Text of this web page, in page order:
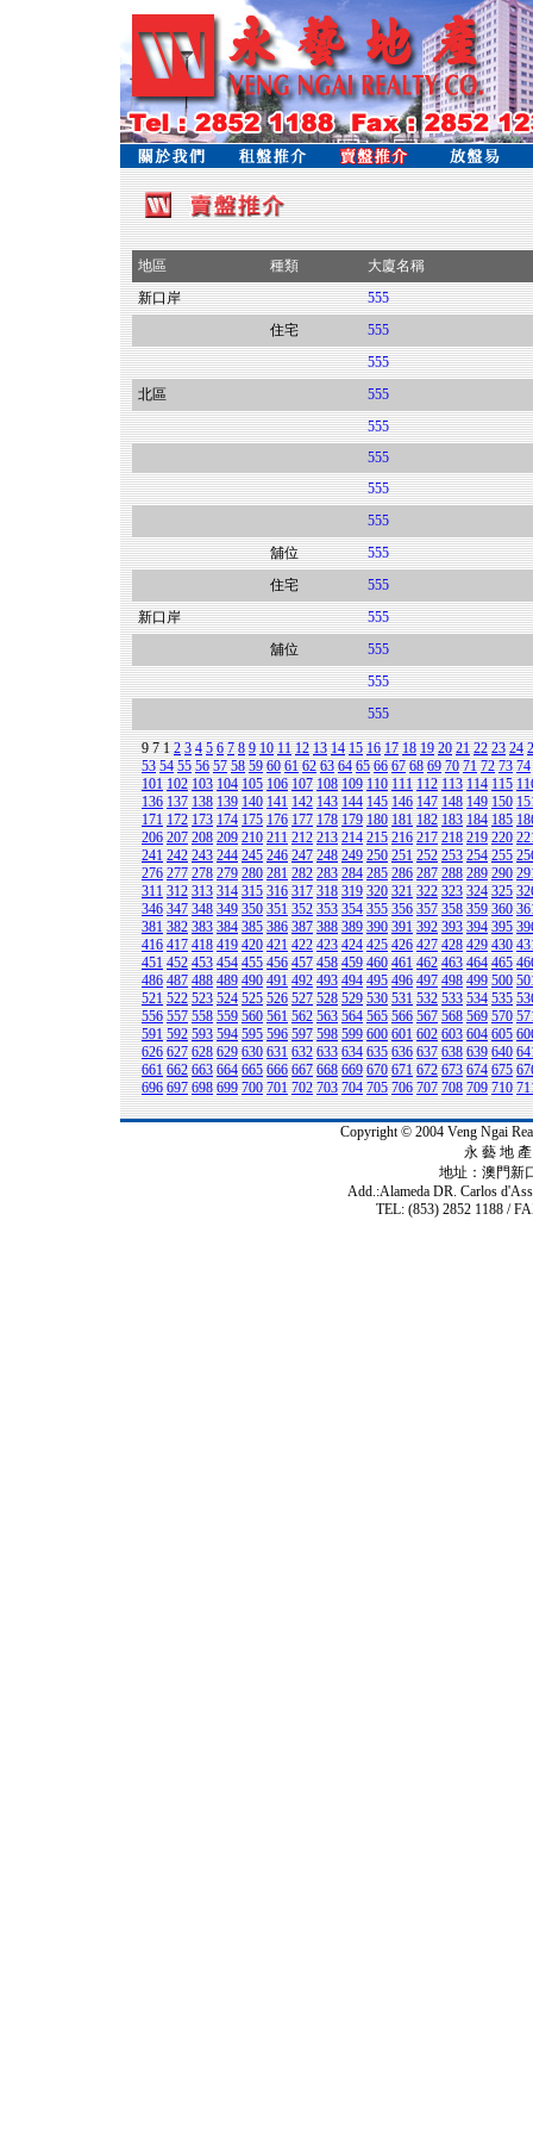
地區 種類
大廈名稱
新口岸
555
住宅
555
555
北區
555
555
555
555
555
舖位
555
住宅
555
新口岸
555
舖位
555
555
555
9 712 3 4 5 6 7 8 9 10 11 12 13 14 15 16 17 18 19 20 21 22 23 24
53 54 55 56 57 58 59 60 61 62 63 64 65 66 67 68 69 70 71 72 73 74
101 102 103 104 105 106 107 108 109 110 111 112 113 114 115
136 137 138 139 140 141 142 143 144 145 146 147 148 149 150
171 172 173 174 175 176 177 178 179 180 181 182 183 184 185
206 207 208 209 210 211 212 213 214 215 216 217 218 219 220
241 242 243 244 245 246 247 248 249 250 251 252 253 254 255
276 277 278 279 280 281 282 283 284 285 286 287 288 289 290
311 312 313 314 315 316 317 318 319 320 321 322 323 324 325
346 347 348 349 350 351 352 353 354 355 356 357 358 359 360
381 382 383 384 385 386 387 388 389 390 391 392 393 394 395
416 417 418 419 420 421 422 423 424 425 426 427 428 429 430
451 452 453 454 455 456 457 458 459 460 461 462 463 464 465
486 487 488 489 490 491 492 493 494 495 496 497 498 499 500
521 522 523 524 525 526 527 528 529 530 531 532 533 534 535
556 557 558 559 560 561 562 563 564 565 566 567 568 569 570
591 592 593 594 595 596 597 598 599 600 601 602 603 604 605
626 627 628 629 630 631 632 633 634 635 636 637 638 639 640
661 662 663 664 665 666 667 668 669 670 671 672 673 674 675
696 697 698 699 700 701 702 703 704 705 706 707 708 709 710
Copyright © 2004 Veng Ngai
永 藝 地
地址：澳門新
Add.:Alameda DR. Carlos
TEL: (853) 2852 1188 /